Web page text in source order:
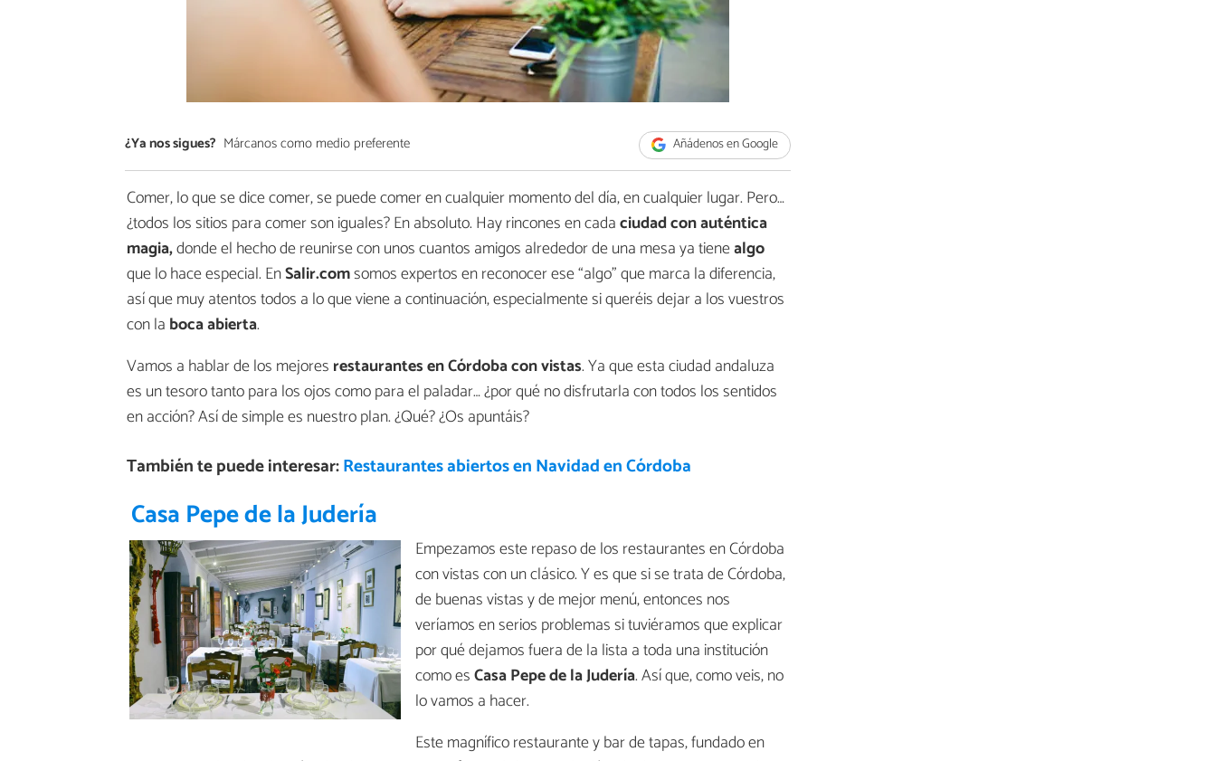
¿Ya nos sigues? Márcanos como medio preferente Añádenos en Google
Comer, lo que se dice comer, se puede comer en cualquier momento del día, en cualquier lugar. Pero…
¿todos los sitios para comer son iguales? En absoluto. Hay rincones en cadaciudad con auténtica
magia,donde el hecho de reunirse con unos cuantos amigos alrededor de una mesa ya tienealgo
que lo hace especial. EnSalir.comsomos expertos en reconocer ese “algo” que marca la diferencia,
así que muy atentos todos a lo que viene a continuación, especialmente si queréis dejar a los vuestros
con la boca abierta.
Vamos a hablar de los mejores restaurantes en Córdoba con vistas. Ya que esta ciudad andaluza
es un tesoro tanto para los ojos como para el paladar… ¿por qué no disfrutarla con todos los sentidos
en acción? Así de simple es nuestro plan. ¿Qué? ¿Os apuntáis?
También te puede interesar:Restaurantes abiertos en Navidad en Córdoba
Casa Pepe de la Judería
Empezamos este repaso de los restaurantes en Córdoba
con vistas con un clásico. Y es que si se trata de Córdoba,
de buenas vistas y de mejor menú, entonces nos
veríamos en serios problemas si tuviéramos que explicar
por qué dejamos fuera de la lista a toda una institución
como esCasa Pepe de la Judería. Así que, como veis, no
lo vamos a hacer.
Este magnífico restaurante y bar de tapas, fundado en